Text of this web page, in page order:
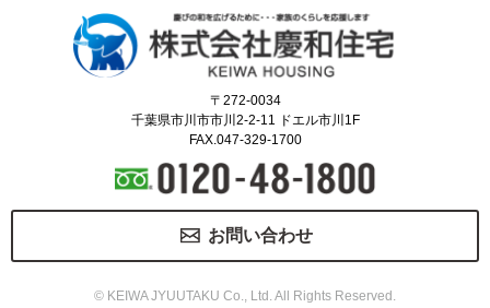
〒272-0034
千葉県市川市市川2-2-11 ドエル市川1F
FAX.047-329-1700
お問い合わせ
© KEIWA JYUUTAKU Co., Ltd. All Rights Reserved.